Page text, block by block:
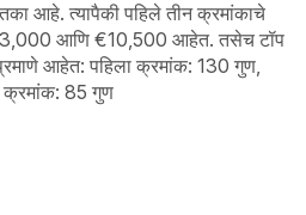
आहे. त्यापैकी पहिले तीन क्रमांकाचे
आणि €10,500 आहेत. तसेच टॉप
आहेत: पहिला क्रमांक: 130 गुण,
क्रमांक: 85 गुण